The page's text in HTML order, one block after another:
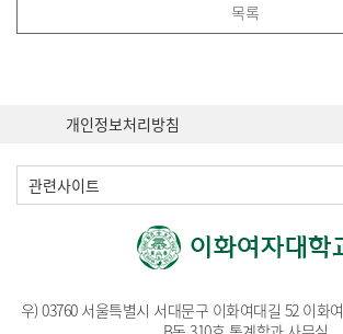
목록
개인정보처리방침
관련사이트
우) 03760 서울특별시 서대문구 이화여대길 52 이화